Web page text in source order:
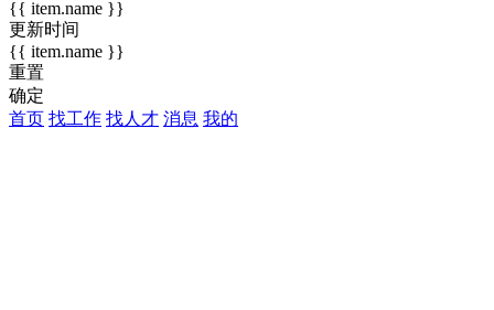
{{ item.name }}
更新时间
{{ item.name }}
重置
确定
首页 找工作 找人才 消息 我的